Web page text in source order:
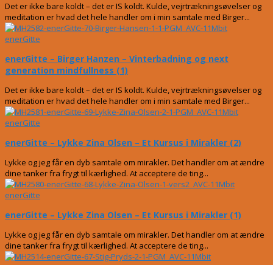
Det er ikke bare koldt – det er IS koldt. Kulde, vejrtrækningsøvelser og
meditation er hvad det hele handler om i min samtale med Birger...
enerGitte
enerGitte – Birger Hanzen – Vinterbadning og next
generation mindfullness (1)
Det er ikke bare koldt – det er IS koldt. Kulde, vejrtrækningsøvelser og
meditation er hvad det hele handler om i min samtale med Birger...
enerGitte
enerGitte – Lykke Zina Olsen – Et Kursus i Mirakler (2)
Lykke og jeg får en dyb samtale om mirakler. Det handler om at ændre
dine tanker fra frygt til kærlighed. At acceptere de ting...
enerGitte
enerGitte – Lykke Zina Olsen – Et Kursus i Mirakler (1)
Lykke og jeg får en dyb samtale om mirakler. Det handler om at ændre
dine tanker fra frygt til kærlighed. At acceptere de ting...